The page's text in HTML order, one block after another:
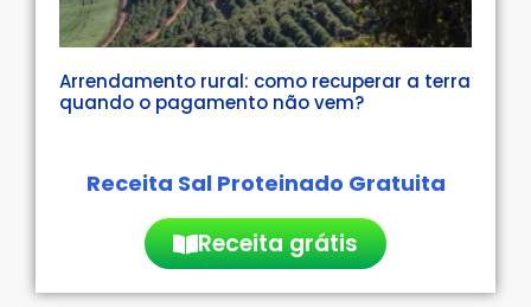
Arrendamento rural: como recuperar a terra
quando o pagamento não vem?
Receita Sal Proteinado Gratuita
Receita grátis